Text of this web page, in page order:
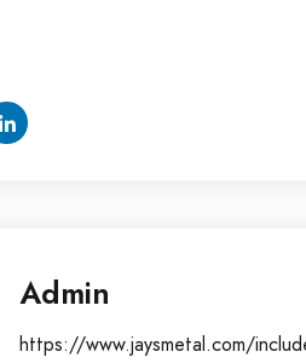
Admin
https://www.jaysmetal.com/